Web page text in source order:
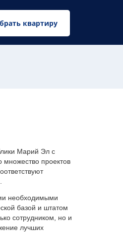
квартиру
Марий Эл с
проектов
необходимыми
базой и штатом
сотрудником, но и
лучших